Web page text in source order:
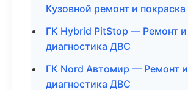
Кузовной ремонт и покраска
ГК Hybrid PitStop — Ремонт и
диагностика ДВС
ГК Nord Автомир — Ремонт и
диагностика ДВС